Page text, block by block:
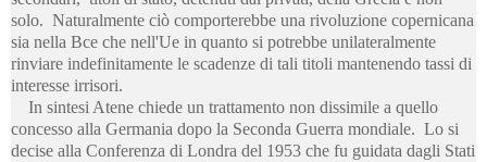
solo. Naturalmente ciò comporterebbe una rivoluzione copernicana
sia nella Bce che nell'Ue in quanto si potrebbe unilateralmente
rinviare indefinitamente le scadenze di tali titoli mantenendo tassi di
interesse irrisori.
In sintesi Atene chiede un trattamento non dissimile a quello
concesso alla Germania dopo la Seconda Guerra mondiale. Lo si
decise alla Conferenza di Londra del 1953 che fu guidata dagli Stati